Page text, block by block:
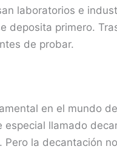
laboratorios e
deposita primero.
de probar.
en el mundo
llamado
la decantación